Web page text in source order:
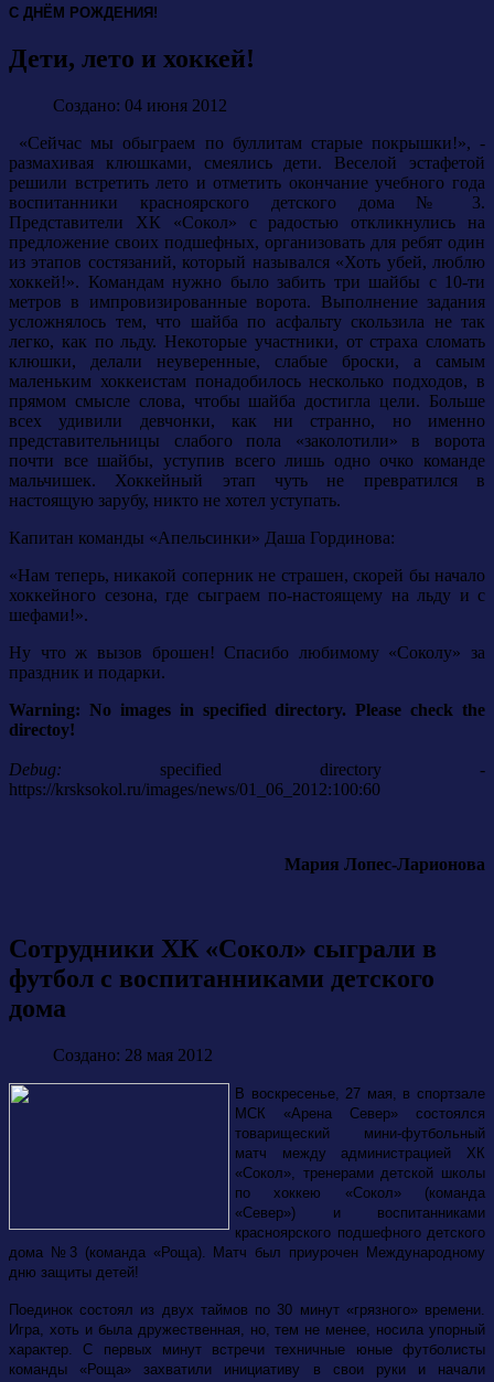
С ДНЁМ РОЖДЕНИЯ!
Дети, лето и хоккей!
Создано: 04 июня 2012
«Сейчас мы обыграем по буллитам старые покрышки!», -
размахивая клюшками, смеялись дети. Веселой эстафетой
решили встретить лето и отметить окончание учебного года
воспитанники красноярского детского дома № 3.
Представители ХК «Сокол» с радостью откликнулись на
предложение своих подшефных, организовать для ребят один
из этапов состязаний, который назывался «Хоть убей, люблю
хоккей!». Командам нужно было забить три шайбы с 10-ти
метров в импровизированные ворота. Выполнение задания
усложнялось тем, что шайба по асфальту скользила не так
легко, как по льду. Некоторые участники, от страха сломать
клюшки, делали неуверенные, слабые броски, а самым
маленьким хоккеистам понадобилось несколько подходов, в
прямом смысле слова, чтобы шайба достигла цели. Больше
всех удивили девчонки, как ни странно, но именно
представительницы слабого пола «заколотили» в ворота
почти все шайбы, уступив всего лишь одно очко команде
мальчишек. Хоккейный этап чуть не превратился в
настоящую зарубу, никто не хотел уступать.
Капитан команды «Апельсинки» Даша Гординова:
«Нам теперь, никакой соперник не страшен, скорей бы начало
хоккейного сезона, где сыграем по-настоящему на льду и с
шефами!».
Ну что ж вызов брошен! Спасибо любимому «Соколу» за
праздник и подарки.
Warning: No images in specified directory. Please check the
directoy!
Debug: specified directory -
https://krsksokol.ru/images/news/01_06_2012:100:60
Мария Лопес-Ларионова
Сотрудники ХК «Сокол» сыграли в
футбол с воспитанниками детского
дома
Создано: 28 мая 2012
В воскресенье, 27 мая, в спортзале
МСК «Арена Север» состоялся
товарищеский мини-футбольный
матч между администрацией ХК
«Сокол», тренерами детской школы
по хоккею «Сокол» (команда
«Север») и воспитанниками
красноярского подшефного детского
дома №3 (команда «Роща). Матч был приурочен Международному
дню защиты детей!
Поединок состоял из двух таймов по 30 минут «грязного» времени.
Игра, хоть и была дружественная, но, тем не менее, носила упорный
характер. С первых минут встречи техничные юные футболисты
команды «Роща» захватили инициативу в свои руки и начали